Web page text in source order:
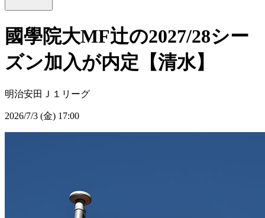
國學院大MF辻の2027/28シー
ズン加入が内定【清水】
明治安田Ｊ１リーグ
2026/7/3 (金) 17:00